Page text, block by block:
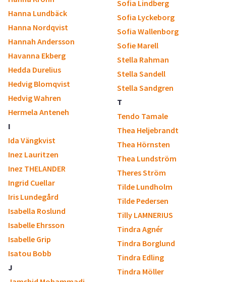
Hanna Lundbäck
Hanna Nordqvist
Hannah Andersson
Havanna Ekberg
Hedda Durelius
Hedvig Blomqvist
Hedvig Wahren
Hermela Anteneh
I
Ida Vängkvist
Inez Lauritzen
Inez THELANDER
Ingrid Cuellar
Iris Lundegård
Isabella Roslund
Isabelle Ehrsson
Isabelle Grip
Isatou Bobb
J
Sofia Lindberg
Sofia Lyckeborg
Sofia Wallenborg
Sofie Marell
Stella Rahman
Stella Sandell
Stella Sandgren
T
Tendo Tamale
Thea Heljebrandt
Thea Hörnsten
Thea Lundström
Theres Ström
Tilde Lundholm
Tilde Pedersen
Tilly LAMNERIUS
Tindra Agnér
Tindra Borglund
Tindra Edling
Tindra Möller